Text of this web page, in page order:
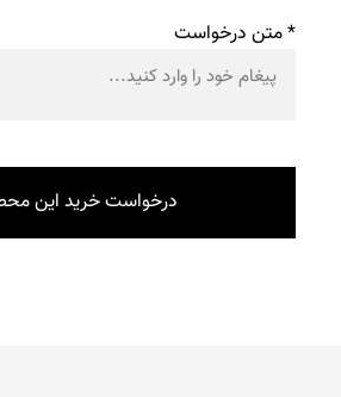
* متن درخواست